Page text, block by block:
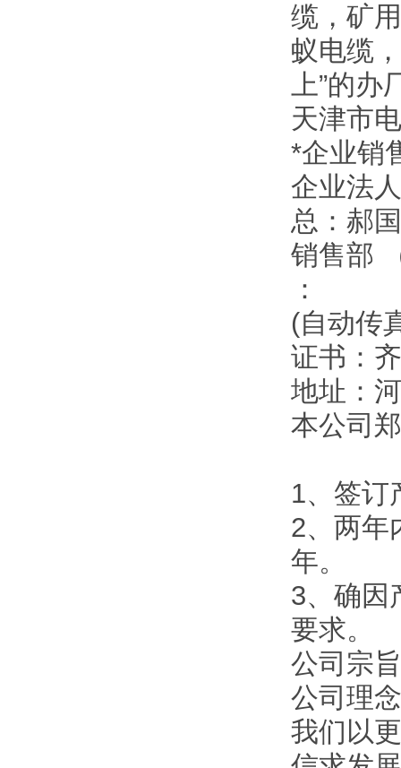
缆，矿
蚁电缆
上”的
天津市
*企业销
企业法
总：郝
销售部
：
(自动传
证书：
地址：
本公司
1、签订
2、两年
年。
3、确因
要求。
公司宗
公司理
我们以